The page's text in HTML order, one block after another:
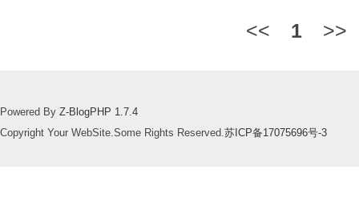
<< 1 >>
Powered By Z-BlogPHP 1.7.4
Copyright Your WebSite.Some Rights Reserved.苏ICP备17075696号-3